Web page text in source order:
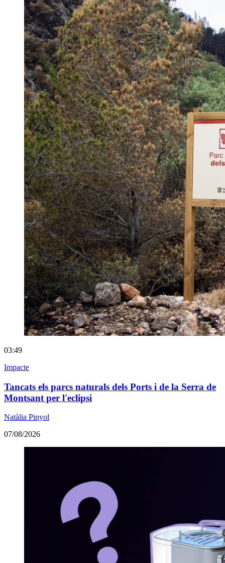
03:49
Impacte
Tancats els parcs naturals dels Ports i de la Serra de
Montsant per l'eclipsi
Natàlia Pinyol
07/08/2026